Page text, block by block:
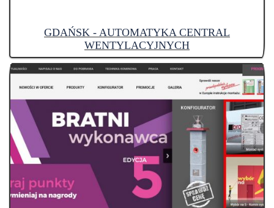
GDAŃSK - AUTOMATYKA CENTRAL
WENTYLACYJNYCH